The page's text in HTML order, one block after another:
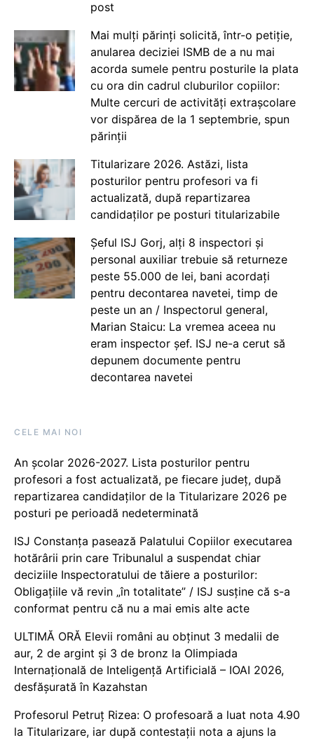
post
Mai mulți părinți solicită, într-o petiție,
anularea deciziei ISMB de a nu mai
acorda sumele pentru posturile la plata
cu ora din cadrul cluburilor copiilor:
Multe cercuri de activități extrașcolare
vor dispărea de la 1 septembrie, spun
părinții
Titularizare 2026. Astăzi, lista
posturilor pentru profesori va fi
actualizată, după repartizarea
candidaților pe posturi titularizabile
Șeful ISJ Gorj, alți 8 inspectori și
personal auxiliar trebuie să returneze
peste 55.000 de lei, bani acordați
pentru decontarea navetei, timp de
peste un an / Inspectorul general,
Marian Staicu: La vremea aceea nu
eram inspector șef. ISJ ne-a cerut să
depunem documente pentru
decontarea navetei
CELE MAI NOI
An școlar 2026-2027. Lista posturilor pentru
profesori a fost actualizată, pe fiecare județ, după
repartizarea candidaților de la Titularizare 2026 pe
posturi pe perioadă nedeterminată
ISJ Constanța pasează Palatului Copiilor executarea
hotărârii prin care Tribunalul a suspendat chiar
deciziile Inspectoratului de tăiere a posturilor:
Obligațiile vă revin „în totalitate” / ISJ susține că s-a
conformat pentru că nu a mai emis alte acte
ULTIMĂ ORĂ Elevii români au obținut 3 medalii de
aur, 2 de argint și 3 de bronz la Olimpiada
Internațională de Inteligență Artificială – IOAI 2026,
desfășurată în Kazahstan
Profesorul Petruț Rizea: O profesoară a luat nota 4.90
la Titularizare, iar după contestații nota a ajuns la